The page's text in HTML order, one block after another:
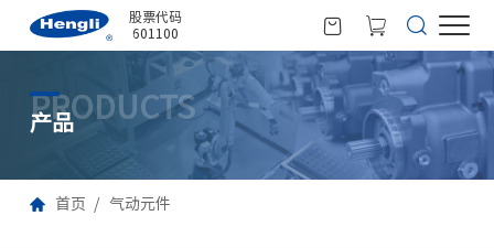
股票代码
601100
PRODUCTS
产品
首页 气动元件